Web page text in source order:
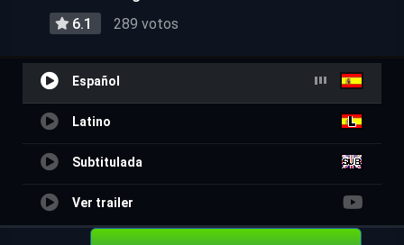
6.1 289 votos
Español
Latino
Subtitulada
Ver trailer